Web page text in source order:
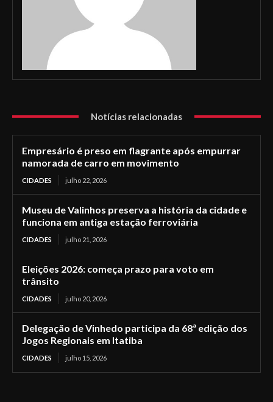
Notícias relacionadas
Empresário é preso em flagrante após empurrar
namorada de carro em movimento
CIDADES julho 22, 2026
Museu de Valinhos preserva a história da cidade e
funciona em antiga estação ferroviária
CIDADES julho 21, 2026
Eleições 2026: começa prazo para voto em
trânsito
CIDADES julho 20, 2026
Delegação de Vinhedo participa da 68ª edição dos
Jogos Regionais em Itatiba
CIDADES julho 15, 2026